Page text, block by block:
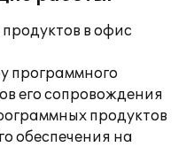
в офис
программного
его сопровождения
продуктов
обеспечения на